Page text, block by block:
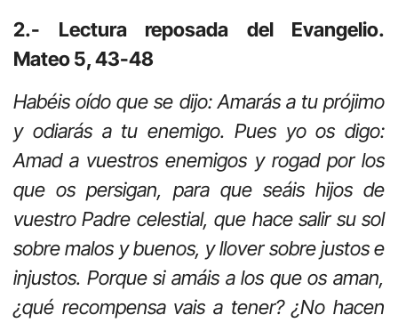
2.- Lectura reposada del Evangelio.
Mateo 5, 43-48
Habéis oído que se dijo: Amarás a tu prójimo
y odiarás a tu enemigo. Pues yo os digo:
Amad a vuestros enemigos y rogad por los
que os persigan, para que seáis hijos de
vuestro Padre celestial, que hace salir su sol
sobre malos y buenos, y llover sobre justos e
injustos. Porque si amáis a los que os aman,
¿qué recompensa vais a tener? ¿No hacen